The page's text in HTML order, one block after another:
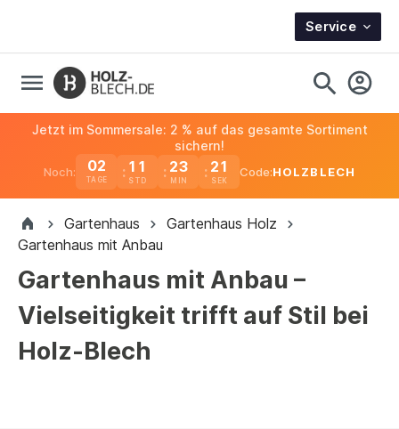
Service
Noch: 02
TAGE
11 23 20
Jetzt im Sommersale: 2 % auf das gesamte Sortiment
sichern!
Code:HOLZBLECH
Gartenhaus
Gartenhaus Holz
Gartenhaus mit Anbau
Gartenhaus mit Anbau –
Vielseitigkeit trifft auf Stil bei
Holz-Blech